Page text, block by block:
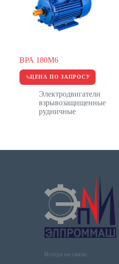
ВРА 180M6
ЦЕНА ПО ЗАПРОСУ
Электродвигатели
взрывозащищенные
рудничные
Всегда на связи: